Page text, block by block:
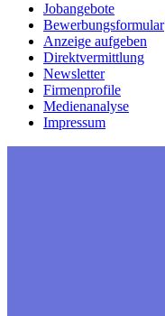
Jobangebote
Bewerbungsformular
Anzeige aufgeben
Direktvermittlung
Newsletter
Firmenprofile
Medienanalyse
Impressum